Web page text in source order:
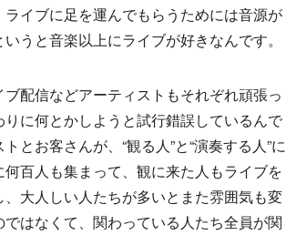
イブに足を運んでもらうためには音源が
うと音楽以上にライブが好きなんです。
配信などアーティストもそれぞれ頑張っ
に何とかしようと試行錯誤しているんで
とお客さんが、“観る人”と“演奏する人”に
百人も集まって、観に来た人もライブを
大人しい人たちが多いとまた雰囲気も変
はなくて、関わっている人たち全員が関